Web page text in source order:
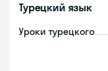
Турецкий язык
Уроки турецкого